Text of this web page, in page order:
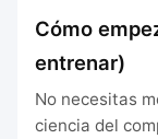
Cómo
entrenar)
No necesitas
ciencia del